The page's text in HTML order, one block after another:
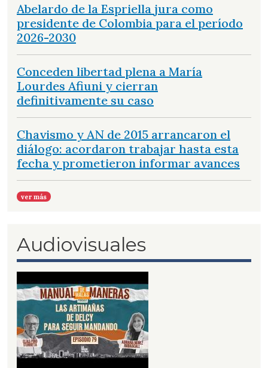
Abelardo de la Espriella jura como
presidente de Colombia para el período
2026-2030
Conceden libertad plena a María
Lourdes Afiuni y cierran
definitivamente su caso
Chavismo y AN de 2015 arrancaron el
diálogo: acordaron trabajar hasta esta
fecha y prometieron informar avances
ver más
Audiovisuales